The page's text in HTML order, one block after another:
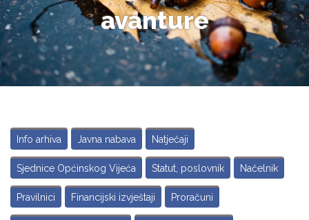
avanture
Info arhiva Javna nabava Natječaji
Sjednice Općinskog Vijeća Statut, poslovnik Načelnik
Pravilnici Financijski izvještaji Proračuni